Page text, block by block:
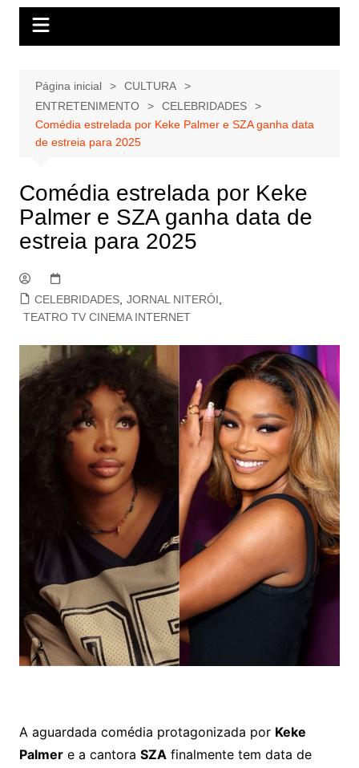
Página inicial
CULTURA
ENTRETENIMENTO
CELEBRIDADES
Comédia estrelada por Keke Palmer e SZA ganha data
de estreia para 2025
Comédia estrelada por Keke
Palmer e SZA ganha data de
estreia para 2025
CELEBRIDADES, JORNAL NITERÓI
TEATRO TV CINEMA INTERNET
A aguardada comédia protagonizada por Keke
Palmere a cantora SZAfinalmente tem data de